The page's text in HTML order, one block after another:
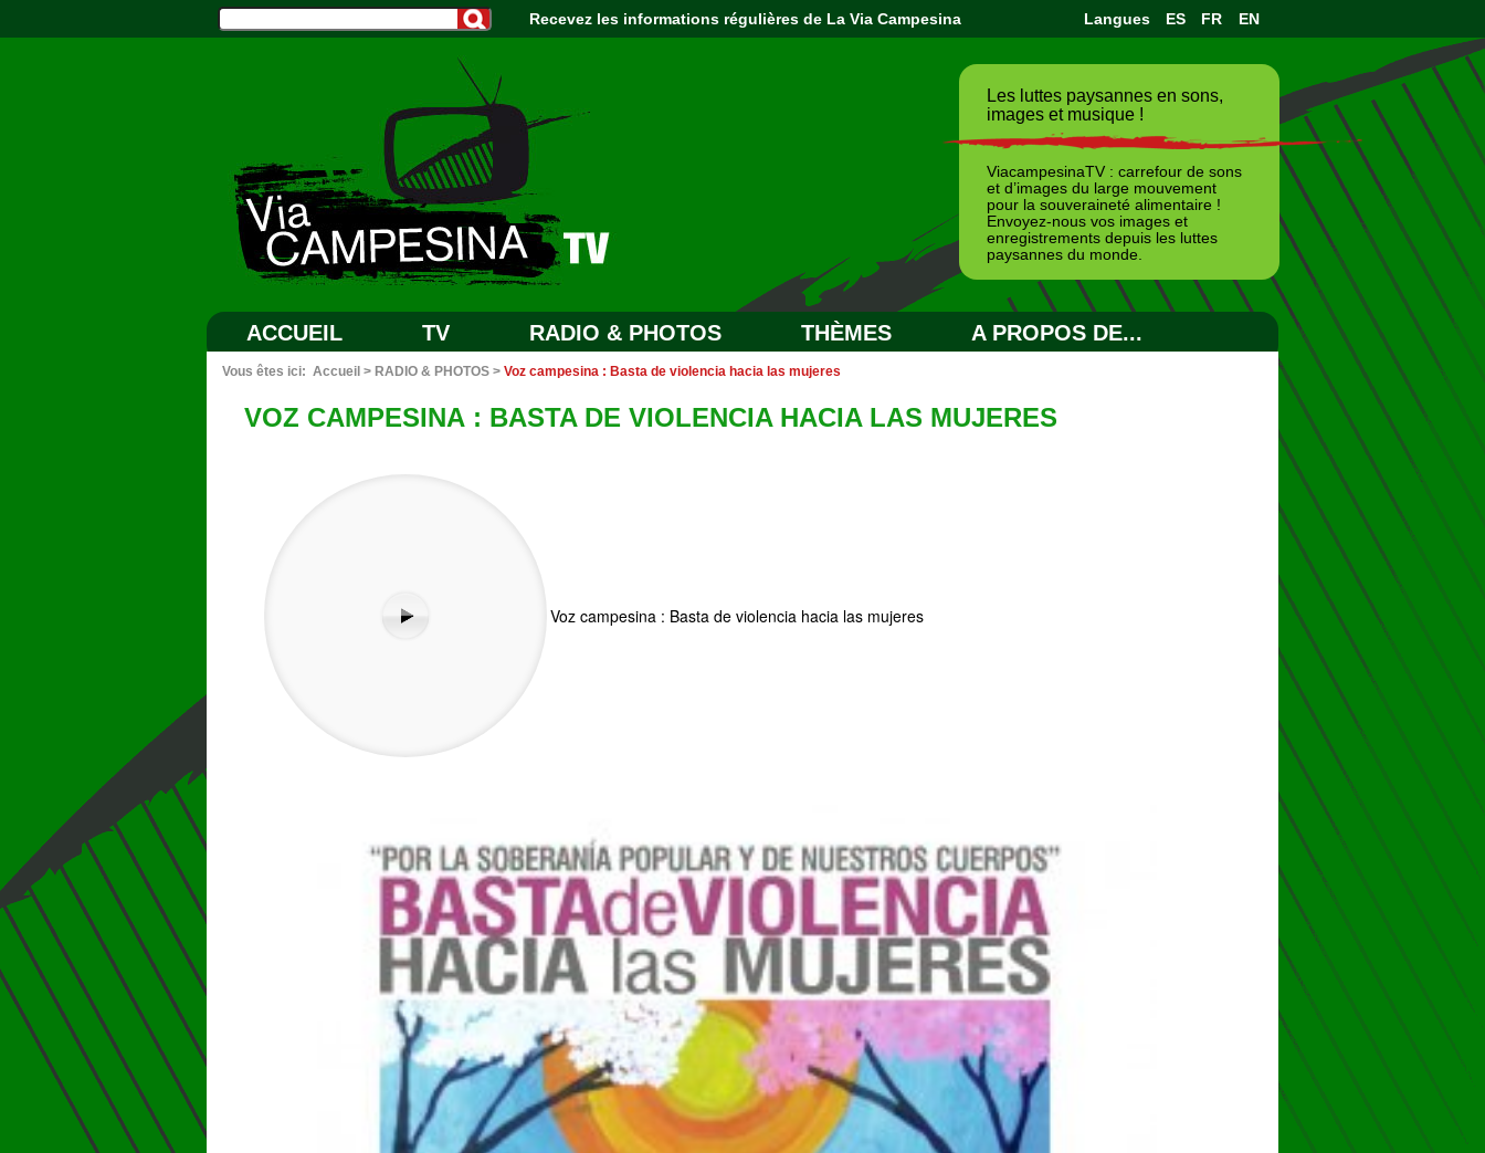
Recevez les informations régulières de La Via Campesina Langues ES FR EN
Les luttes paysannes en sons,
images et musique !
ViacampesinaTV : carrefour de sons
et d’images du large mouvement
pour la souveraineté alimentaire !
Envoyez-nous vos images et
enregistrements depuis les luttes
paysannes du monde.
ACCUEIL TV RADIO & PHOTOS THÈMES A PROPOS DE...
Vous êtes ici: Accueil > RADIO & PHOTOS > Voz campesina : Basta de violencia hacia las mujeres
VOZ CAMPESINA : BASTA DE VIOLENCIA HACIA LAS MUJERES
Voz campesina : Basta de violencia hacia las mujeres